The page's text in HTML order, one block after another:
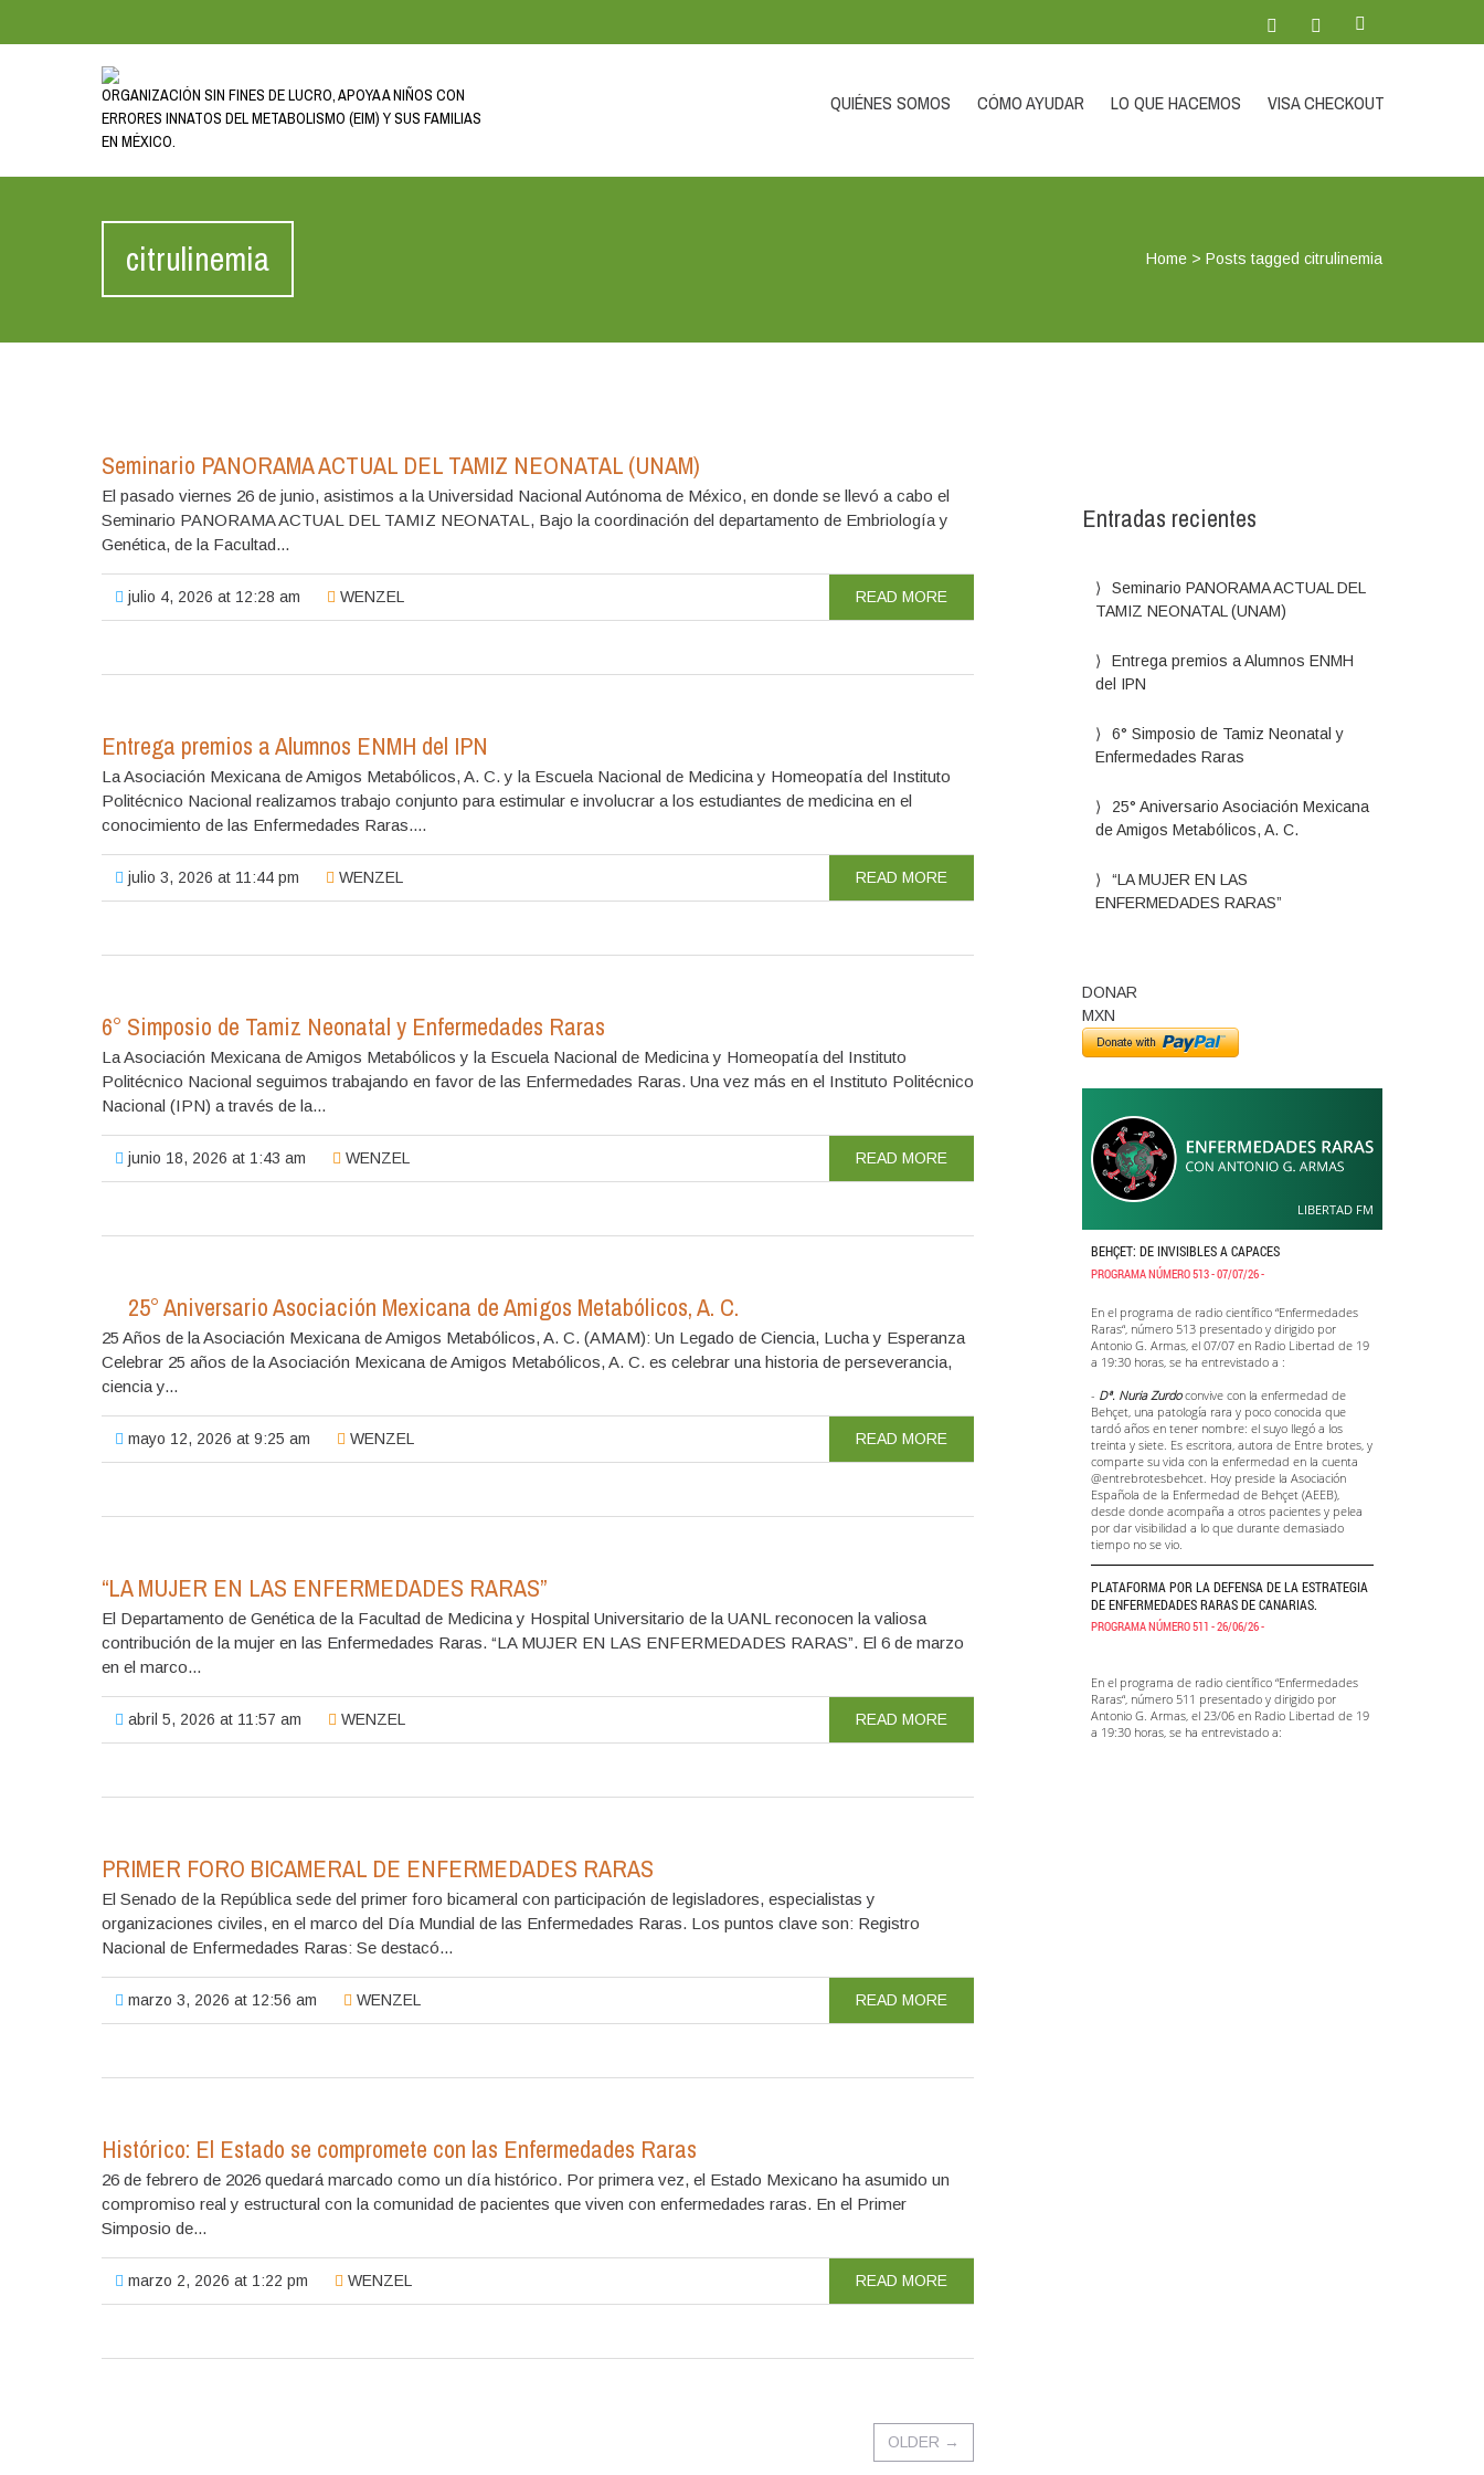
ORGANIZACIÓN SIN FINES DE LUCRO, APOYA A NIÑOS CON
ERRORES INNATOS DEL METABOLISMO (EIM) Y SUS FAMILIAS
EN MÉXICO.
QUIÉNES SOMOS CÓMO AYUDAR LO QUE HACEMOS VISA CHECKOUT
citrulinemia Home >Posts tagged citrulinemia
Seminario PANORAMA ACTUAL DEL TAMIZ NEONATAL (UNAM)
El pasado viernes 26 de junio, asistimos a la Universidad Nacional Autónoma de México, en donde se llevó a cabo el
Seminario PANORAMA ACTUAL DEL TAMIZ NEONATAL, Bajo la coordinación del departamento de Embriología y
Genética, de la Facultad...
julio 4, 2026 at 12:28 am WENZEL READ MORE
Entrega premios a Alumnos ENMH del IPN
La Asociación Mexicana de Amigos Metabólicos, A. C. y la Escuela Nacional de Medicina y Homeopatía del Instituto
Politécnico Nacional realizamos trabajo conjunto para estimular e involucrar a los estudiantes de medicina en el
conocimiento de las Enfermedades Raras....
julio 3, 2026 at 11:44 pm WENZEL READ MORE
6° Simposio de Tamiz Neonatal y Enfermedades Raras
La Asociación Mexicana de Amigos Metabólicos y la Escuela Nacional de Medicina y Homeopatía del Instituto
Politécnico Nacional seguimos trabajando en favor de las Enfermedades Raras. Una vez más en el Instituto Politécnico
Nacional (IPN) a través de la...
junio 18, 2026 at 1:43 am WENZEL READ MORE
25° Aniversario Asociación Mexicana de Amigos Metabólicos, A. C.
25 Años de la Asociación Mexicana de Amigos Metabólicos, A. C. (AMAM): Un Legado de Ciencia, Lucha y Esperanza
Celebrar 25 años de la Asociación Mexicana de Amigos Metabólicos, A. C. es celebrar una historia de perseverancia,
ciencia y...
mayo 12, 2026 at 9:25 am WENZEL READ MORE
“LA MUJER EN LAS ENFERMEDADES RARAS”
El Departamento de Genética de la Facultad de Medicina y Hospital Universitario de la UANL reconocen la valiosa
contribución de la mujer en las Enfermedades Raras. “LA MUJER EN LAS ENFERMEDADES RARAS”. El 6 de marzo
en el marco...
abril 5, 2026 at 11:57 am WENZEL READ MORE
PRIMER FORO BICAMERAL DE ENFERMEDADES RARAS
El Senado de la República sede del primer foro bicameral con participación de legisladores, especialistas y
organizaciones civiles, en el marco del Día Mundial de las Enfermedades Raras. Los puntos clave son: Registro
Nacional de Enfermedades Raras: Se destacó...
marzo 3, 2026 at 12:56 am WENZEL READ MORE
Histórico: El Estado se compromete con las Enfermedades Raras
26 de febrero de 2026 quedará marcado como un día histórico. Por primera vez, el Estado Mexicano ha asumido un
compromiso real y estructural con la comunidad de pacientes que viven con enfermedades raras. En el Primer
Simposio de...
marzo 2, 2026 at 1:22 pm WENZEL READ MORE
OLDER →
Entradas recientes
Seminario PANORAMA ACTUAL DEL
TAMIZ NEONATAL (UNAM)
Entrega premios a Alumnos ENMH
del IPN
6° Simposio de Tamiz Neonatal y
Enfermedades Raras
25° Aniversario Asociación Mexicana
de Amigos Metabólicos, A. C.
“LA MUJER EN LAS
ENFERMEDADES RARAS”
DONAR
MXN